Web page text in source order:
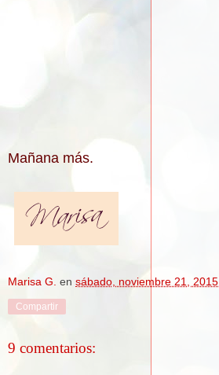
Mañana más.
Marisa G. en sábado, noviembre 21, 2015
Compartir
9 comentarios: